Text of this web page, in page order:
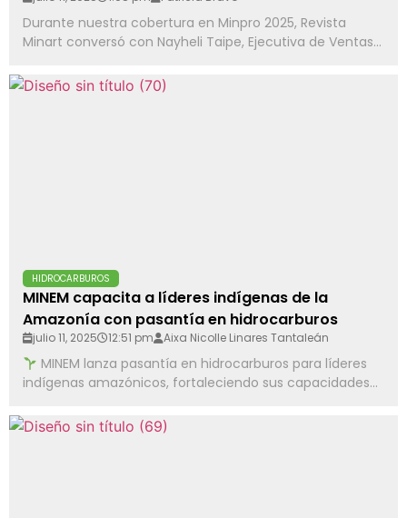
Durante nuestra cobertura en Minpro 2025, Revista
Minart conversó con Nayheli Taipe, Ejecutiva de Ventas...
HIDROCARBUROS
MINEM capacita a líderes indígenas de la
Amazonía con pasantía en hidrocarburos
julio 11, 2025 12:51 pm Aixa Nicolle Linares Tantaleán
MINEM lanza pasantía en hidrocarburos para líderes
indígenas amazónicos, fortaleciendo sus capacidades...